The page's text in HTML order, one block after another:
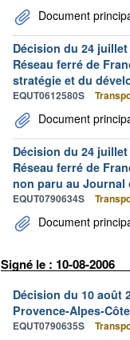
Document
Décision du 24
Réseau ferré de
stratégie et du
EQUT0612580S
Document
Décision du 24
Réseau ferré de
non paru au Journal
EQUT0790634S
Document
Signé le : 10-08-2006
Décision du 10 août
Provence-Alpes-
EQUT0790635S